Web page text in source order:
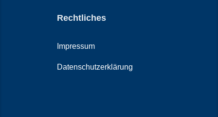
Rechtliches
Impressum
Datenschutzerklärung